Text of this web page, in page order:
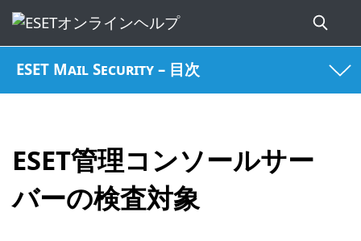
ESET Mail Security – 目次
ESET管理コンソールサー
バーの検査対象